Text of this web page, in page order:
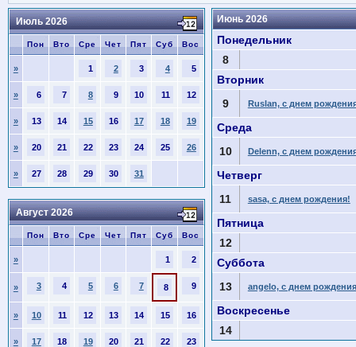
Июль 2026
Пон Вто Сре Чет Пят Суб Вос
» 1 2 3 4 5
» 6 7 8 9 10 11 12
» 13 14 15 16 17 18 19
» 20 21 22 23 24 25 26
» 27 28 29 30 31
Август 2026
Пон Вто Сре Чет Пят Суб Вос
» 1 2
» 3 4 5 6 7 8 9
» 10 11 12 13 14 15 16
» 17 18 19 20 21 22 23
Июнь 2026
Понедельник
8
Вторник
9
Ruslan, с днем
Среда
10
Delenn, с днем
Четверг
11
sasa, с днем рождения!
Пятница
12
Суббота
13
angelo, с днем
Воскресенье
14